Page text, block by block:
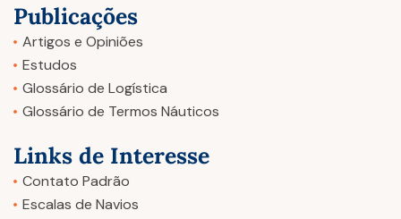
Publicações
Artigos e Opiniões
Estudos
Glossário de Logística
Glossário de Termos Náuticos
Links de Interesse
Contato Padrão
Escalas de Navios